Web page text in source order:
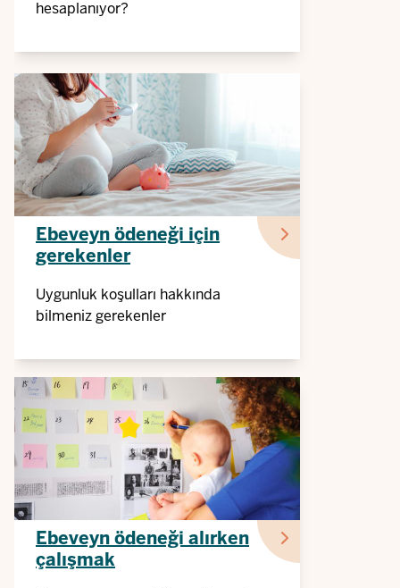
hesaplanıyor?
Ebeveyn ödeneği için
gerekenler
Uygunluk koşulları hakkında
bilmeniz gerekenler
Ebeveyn ödeneği alırken
çalışmak